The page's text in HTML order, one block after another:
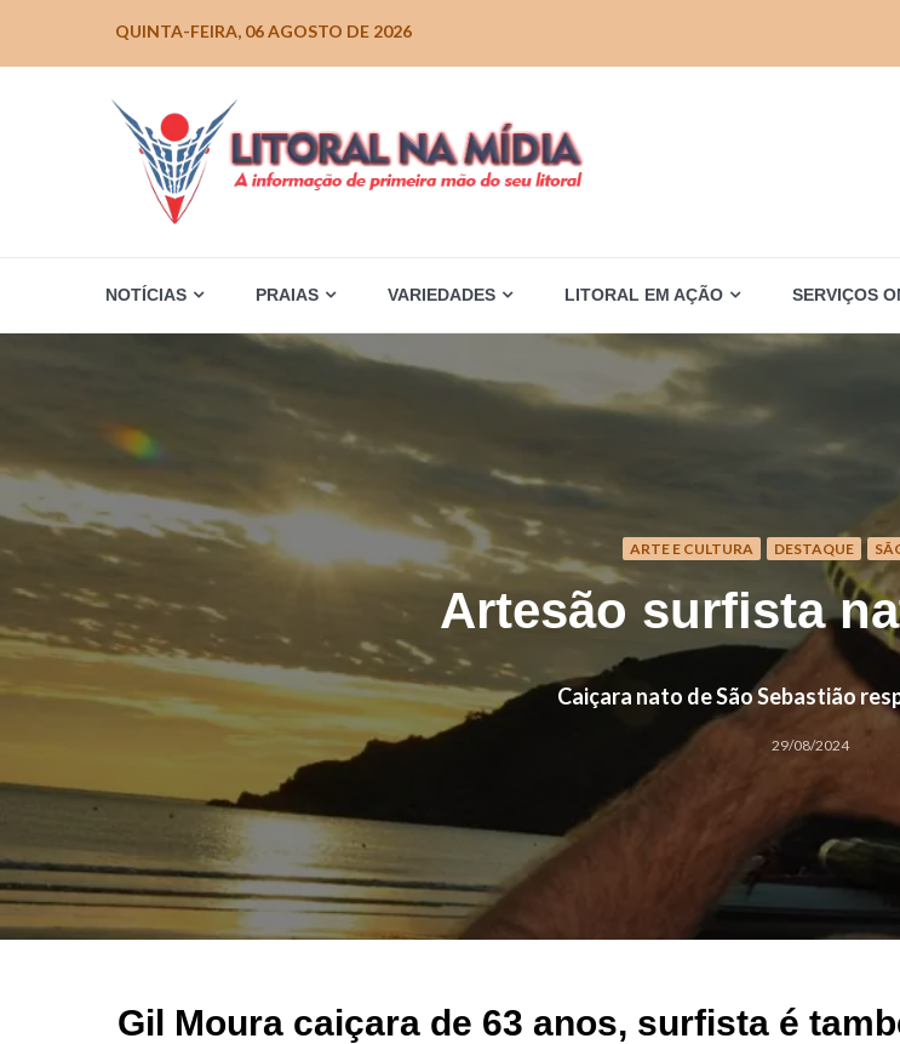
QUINTA-FEIRA, 06 AGOSTO DE 2026
NOTÍCIAS PRAIAS VARIEDADES LITORAL EM AÇÃO SERVIÇOS
ARTE E CULTURA DESTAQUE
Artesão surfista
Caiçara nato de São Sebastião
29/08/2024
Gil Moura caiçara de 63 anos, surfista é